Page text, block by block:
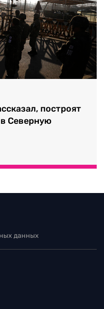
построят
Северную
данных